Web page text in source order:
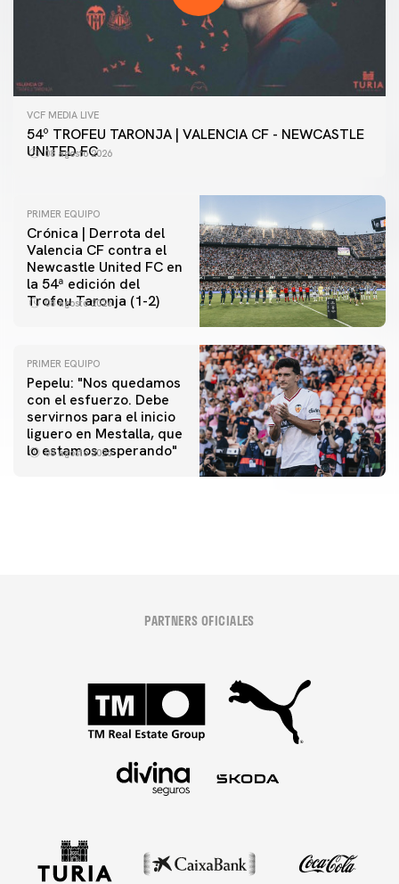
VCF MEDIA LIVE
54º TROFEU TARONJA | VALENCIA CF - NEWCASTLE
UNITED FC
08 agosto 2026
PRIMER EQUIPO
Crónica | Derrota del
Valencia CF contra el
Newcastle United FC en
la 54ª edición del
Trofeu Taronja (1-2)
08 agosto 2026
PRIMER EQUIPO
Pepelu: "Nos quedamos
con el esfuerzo. Debe
servirnos para el inicio
liguero en Mestalla, que
lo estamos esperando"
08 agosto 2026
PRIMER EQUIPO
Las fotos del Valencia CF-Newcastle United FC
PARTNERS OFICIALES